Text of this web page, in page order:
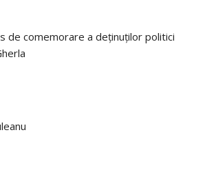
de comemorare a deținuților politici